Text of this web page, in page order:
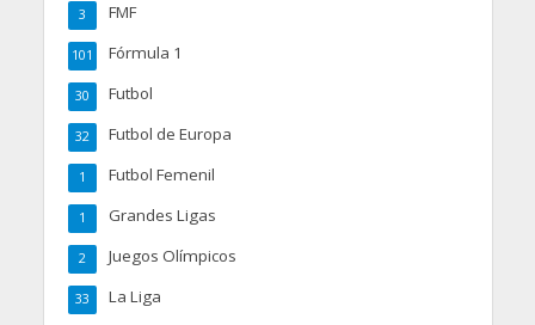
FMF
3
Fórmula 1
101
Futbol
30
Futbol de Europa
32
Futbol Femenil
1
Grandes Ligas
1
Juegos Olímpicos
2
La Liga
33